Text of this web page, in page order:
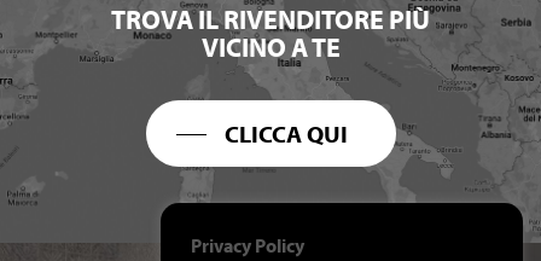
TROVA IL RIVENDITORE PIÙ
VICINO A TE
CLICCA QUI
Privacy Policy